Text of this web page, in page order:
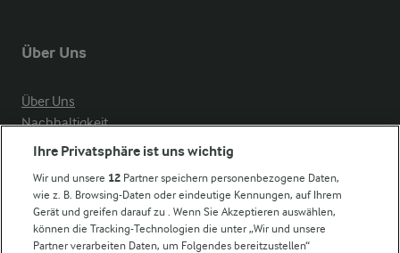
Über Uns
Über Uns
Nachhaltigkeit
Compliance
Arla in anderen Ländern
Ihre Privatsphäre ist uns wichtig
Wir und unsere 12 Partner speichern personenbezogene Daten,
wie z. B. Browsing-Daten oder eindeutige Kennungen, auf Ihrem
Gerät und greifen darauf zu . Wenn Sie Akzeptieren auswählen,
können die Tracking-Technologien die unter „Wir und unsere
Partner verarbeiten Daten, um Folgendes bereitzustellen“